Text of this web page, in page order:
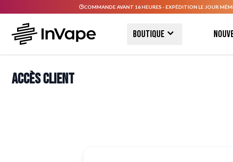
COMMANDE AVANT 16 HEURES - EXPÉDITION LE JOUR
Boutique
Accès client